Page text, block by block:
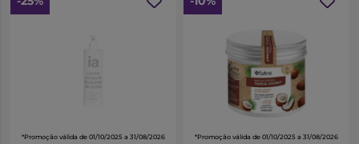
*Promoção válida de 01/10/2025 a 31/08/2026 *Promoção válida de 01/10/2025 a 31/08/2026